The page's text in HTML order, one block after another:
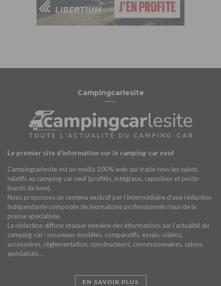
Campingcarlesite
Le premier site d’information sur le camping-car neuf
Campingcarlesite est un média 100% web qui traite tous les sujets
relatifs au camping-car neuf (profilés, intégraux, capucines et poids-
lourds de luxe).
Nous proposons un contenu exclusif par l’intermédiaire d’une rédaction
indépendante composée de journalistes professionnels issus de la
presse spécialisée.
La rédaction diffuse chaque semaine des informations sur l’actualité du
camping-car : nouveaux modèles, comparatifs, essais, vidéos,
accessoires, réglementation, constructeurs, concessionnaires, salons
spécialisés…
EN SAVOIR PLUS